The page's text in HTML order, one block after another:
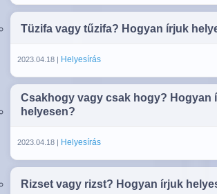
Tüzifa vagy tűzifa? Hogyan írjuk
2023.04.18 | Helyesírás
Csakhogy vagy csak hogy? Hogyan
helyesen?
2023.04.18 | Helyesírás
Rizset vagy rizst? Hogyan írjuk